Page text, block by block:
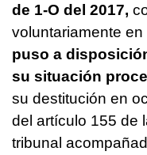
de 1-O del 2017,
voluntariamente
puso a
su situación
su destitución en
del artículo 155 de
tribunal